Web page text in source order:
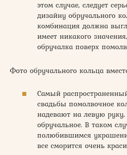
этом случае, следует
дизайну обручального
комбинация должна
имеет никакого
обручалка поверх
Фото обручального кольца
Самый
свадьбы помолвочное
надевают на левую
обручальное. В таком
полюбившимся
все сморится очень